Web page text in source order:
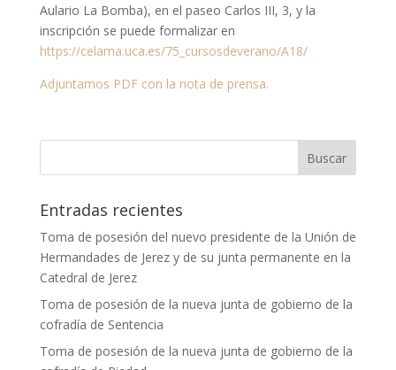
Aulario La Bomba), en el paseo Carlos III, 3, y la
inscripción se puede formalizar en
https://celama.uca.es/75_cursosdeverano/A18/
Adjuntamos PDF con la nota de prensa.
Entradas recientes
Toma de posesión del nuevo presidente de la Unión de
Hermandades de Jerez y de su junta permanente en la
Catedral de Jerez
Toma de posesión de la nueva junta de gobierno de la
cofradía de Sentencia
Toma de posesión de la nueva junta de gobierno de la